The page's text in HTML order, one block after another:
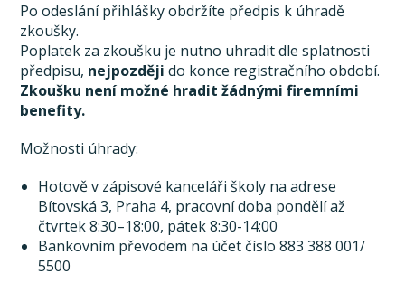
Po odeslání přihlášky obdržíte předpis k úhradě
zkoušky.
Poplatek za zkoušku je nutno uhradit dle splatnosti
předpisu, nejpozději do konce registračního období.
Zkoušku není možné hradit žádnými firemními
benefity.
Možnosti úhrady:
Hotově v zápisové kanceláři školy na adrese
Bítovská 3, Praha 4, pracovní doba pondělí až
čtvrtek 8:30–18:00, pátek 8:30-14:00
Bankovním převodem na účet číslo 883 388 001/
5500